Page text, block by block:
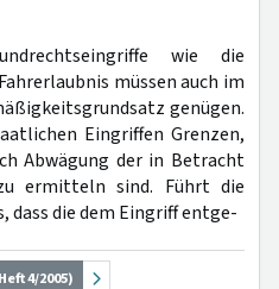
wie die
müssen auch im
genügen.
Eingriffen Grenzen,
Abwägung der in Betracht
ermitteln sind. Führt die
dass die dem Eingriff entge-
4/2005)